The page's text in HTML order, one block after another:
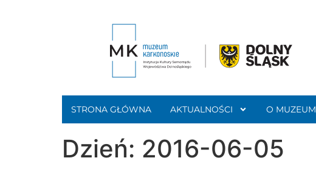
STRONA GŁÓWNA AKTUALNOŚCI O MUZEUM
Dzień: 2016-06-05